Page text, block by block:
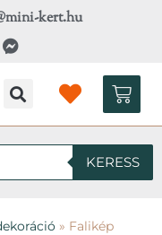
kert.hu
KERESS
» Falikép